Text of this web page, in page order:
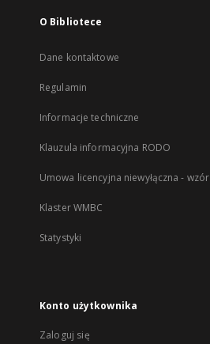
O Bibliotece
Dane kontaktowe
Regulamin
Informacje techniczne
Klauzula informacyjna RODO
Umowa licencyjna niewyłączna - wzór
Klaster WMBC
Statystyki
Konto użytkownika
Zaloguj się